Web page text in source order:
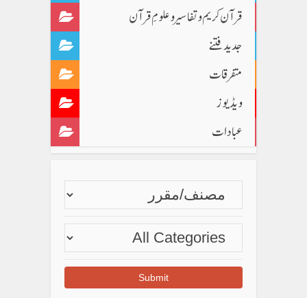
قرآن کریم و تفاسیر و علومِ قرآن
جدید فتنے
متفرقات
ویڈیوز
عبادات